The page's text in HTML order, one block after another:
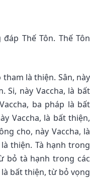
Thế Tôn. Thế Tôn
tham là thiện. Sân, này
Si, này Vaccha, là bất
ba pháp là bất
Vaccha, là bất thiện,
cho, này Vaccha, là
thiện. Tà hạnh trong
bỏ tà hạnh trong các
bất thiện, từ bỏ vọng